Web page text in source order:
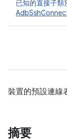
已知的直接子類
裝置的預設連線
摘要